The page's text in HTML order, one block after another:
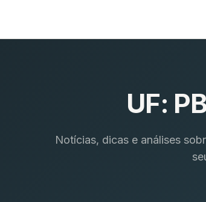
UF:
Notícias, dicas e análises